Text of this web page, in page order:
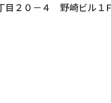
目２０－４ 野崎ビル１F